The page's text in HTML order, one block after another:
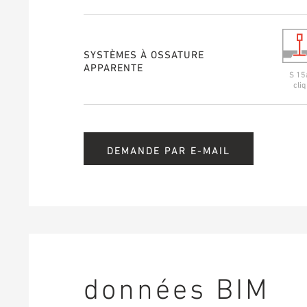
SYSTÈMES À OSSATURE
APPARENTE
S
cliq
DEMANDE PAR E-MAIL
données BIM